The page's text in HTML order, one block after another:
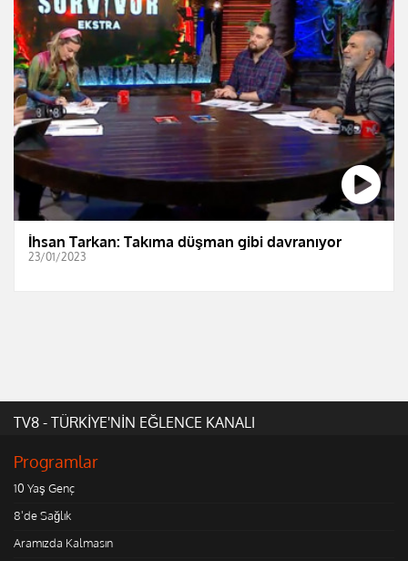
İhsan Tarkan: Takıma düşman gibi davranıyor
23/01/2023
TV8 - TÜRKİYE'NİN EĞLENCE KANALI
Programlar
10 Yaş Genç
8'de Sağlık
Aramızda Kalmasın